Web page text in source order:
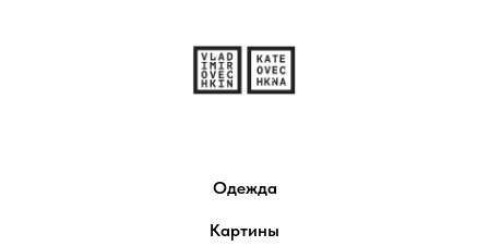
Одежда
Картины